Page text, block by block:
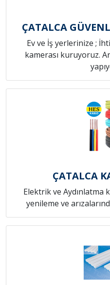
ÇATALCA
Ev ve İş yerlerinize ;
kamerası kuruyoruz.
ÇATALCA
Elektrik ve Aydınlatma
yenileme ve